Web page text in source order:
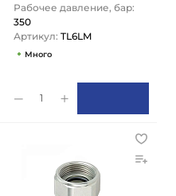
Рабочее давление, бар:
350
Артикул: TL6LM
Много
1